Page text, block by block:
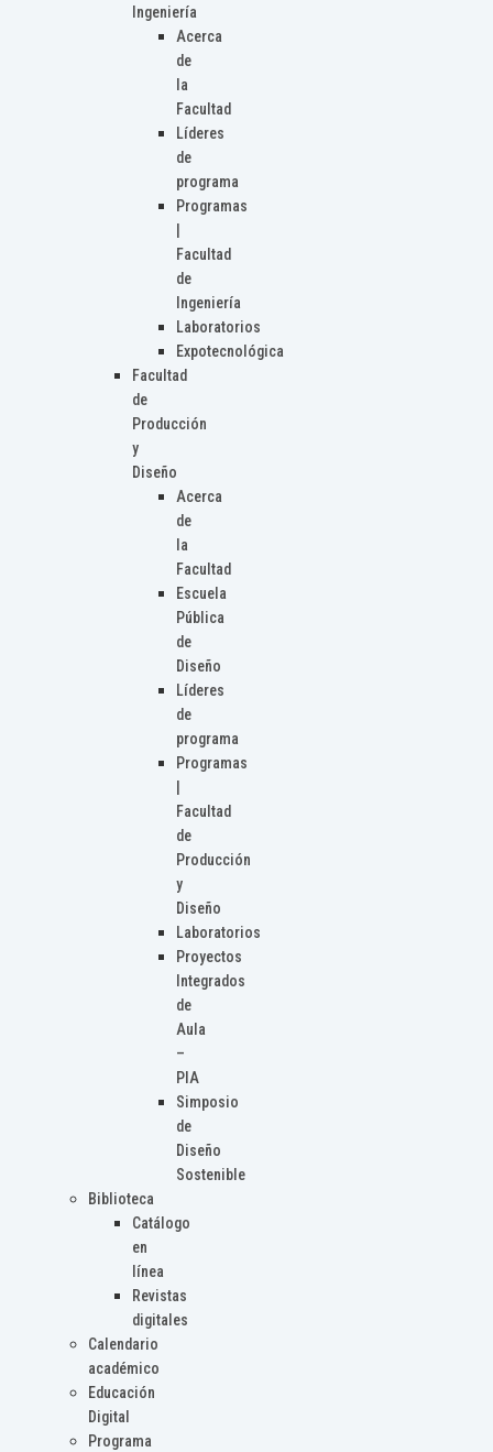
Ingeniería
Acerca
de
la
Facultad
Líderes
de
programa
Programas
Facultad
de
Ingeniería
Laboratorios
Expotecnológica
Facultad
de
Producción
y
Diseño
Acerca
de
la
Facultad
Escuela
Pública
de
Diseño
Líderes
de
programa
Programas
Facultad
de
Producción
y
Diseño
Laboratorios
Proyectos
Integrados
de
Aula
–
PIA
Simposio
de
Diseño
Sostenible
Biblioteca
Catálogo
en
línea
Revistas
digitales
Calendario
académico
Educación
Digital
Programa